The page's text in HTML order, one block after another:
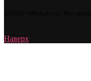
Наверх